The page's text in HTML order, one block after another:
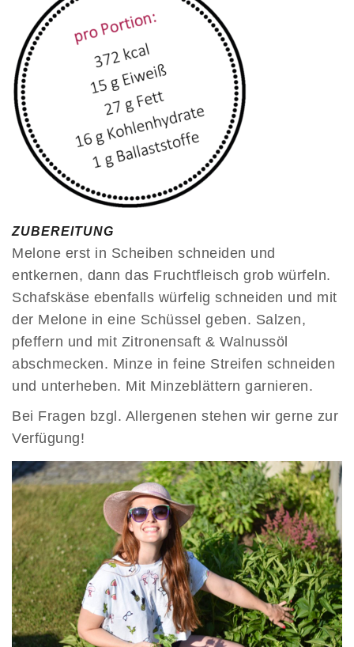
ZUBEREITUNG
Melone erst in Scheiben schneiden und
entkernen, dann das Fruchtfleisch grob würfeln.
Schafskäse ebenfalls würfelig schneiden und mit
der Melone in eine Schüssel geben. Salzen,
pfeffern und mit Zitronensaft & Walnussöl
abschmecken. Minze in feine Streifen schneiden
und unterheben. Mit Minzeblättern garnieren.
Bei Fragen bzgl. Allergenen stehen wir gerne zur
Verfügung!